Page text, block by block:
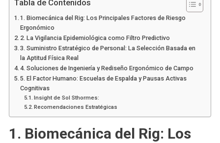
Tabla de Contenidos
1. Biomecánica del Rig: Los Principales Factores de Riesgo
Ergonómico
2. La Vigilancia Epidemiológica como Filtro Predictivo
3. Suministro Estratégico de Personal: La Selección Basada en
la Aptitud Física Real
4. Soluciones de Ingeniería y Rediseño Ergonómico de Campo
5. El Factor Humano: Escuelas de Espalda y Pausas Activas
Cognitivas
Insight de Sol Sthormes:
Recomendaciones Estratégicas
1. Biomecánica del Rig: Los